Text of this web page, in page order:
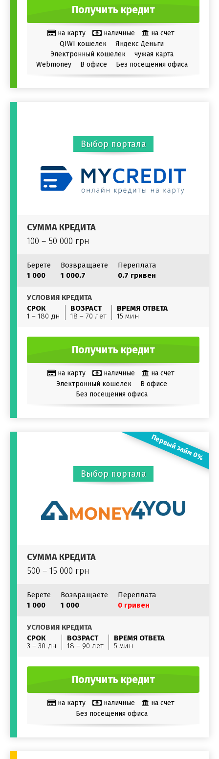
Получить кредит
на карту наличные
на счет
QIWI кошелек
Яндекс Деньги
Электронный кошелек
чужая карта
Webmoney
В офисе Без посещения офиса
Выбор портала
СУММА КРЕДИТА
100 – 50 000 грн
Берете
1 000
Возвращаете
1 000.7
Переплата
0.7 гривен
УСЛОВИЯ КРЕДИТА
СРОК
1 – 180 дн
ВОЗРАСТ
18 – 70 лет
ВРЕМЯ ОТВЕТА
15 мин
Получить кредит
на карту наличные
на счет
Электронный кошелек
В офисе
Без посещения офиса
Выбор портала
СУММА КРЕДИТА
500 – 15 000 грн
Берете
1 000
Возвращаете
1 000
Переплата
0 гривен
УСЛОВИЯ КРЕДИТА
СРОК
3 – 30 дн
ВОЗРАСТ
18 – 90 лет
ВРЕМЯ ОТВЕТА
5 мин
Первый займ 0%
Получить кредит
на карту наличные
на счет
Без посещения офиса